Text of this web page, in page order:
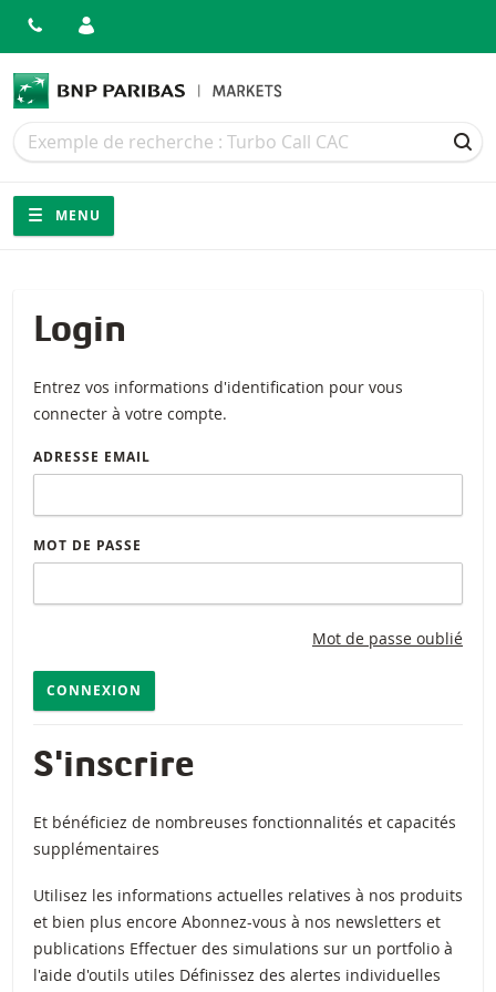
Recherche
Recherche
Navigation
Navigation sur le site
MENU
Login
Entrez vos informations d'identification pour vous
connecter à votre compte.
ADRESSE EMAIL
MOT DE PASSE
Mot de passe oublié
CONNEXION
S'inscrire
Et bénéficiez de nombreuses fonctionnalités et capacités
supplémentaires
Utilisez les informations actuelles relatives à nos produits
et bien plus encore Abonnez-vous à nos newsletters et
publications Effectuer des simulations sur un portfolio à
l'aide d'outils utiles Définissez des alertes individuelles